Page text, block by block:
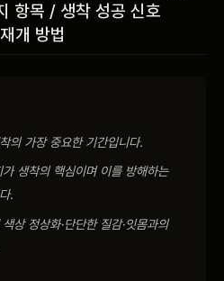
항목 / 생착 성공 신호
개 방법
의 가장 중요한 기간입니다.
생착의 핵심이며 이를 방해하는
.
상 정상화·단단한 질감·잇몸과의